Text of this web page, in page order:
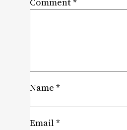
Name *
Email*